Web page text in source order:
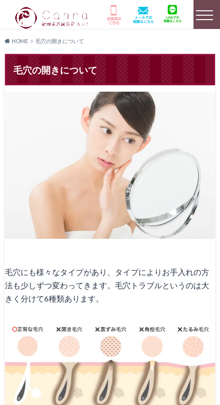
HOME
よくあるご質問
患者様の声 メディア実績 料金プラン
Canna1番人気メニュー
天神院情報
HOME 毛穴の開きについて
毛穴の開きについて
毛穴にも様々なタイプがあり、タイプによりお手入れの方
法も少しずつ変わってきます。毛穴トラブルというのは大
きく分けて6種類あります。